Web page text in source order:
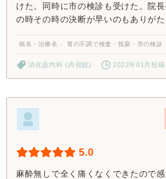
けた。同時に市の検診も受けた。院
の時その時の決断が早いのもありがた
病名・治療名 胃の不調で検査・投薬・市の検診
消化器内科 (内視鏡) 2022年01月投稿
5.0
麻酔無しで全く痛くなくできたので